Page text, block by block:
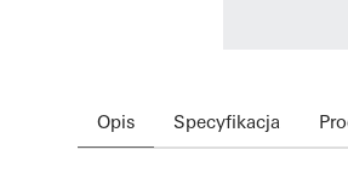
Opis Specyfikacja